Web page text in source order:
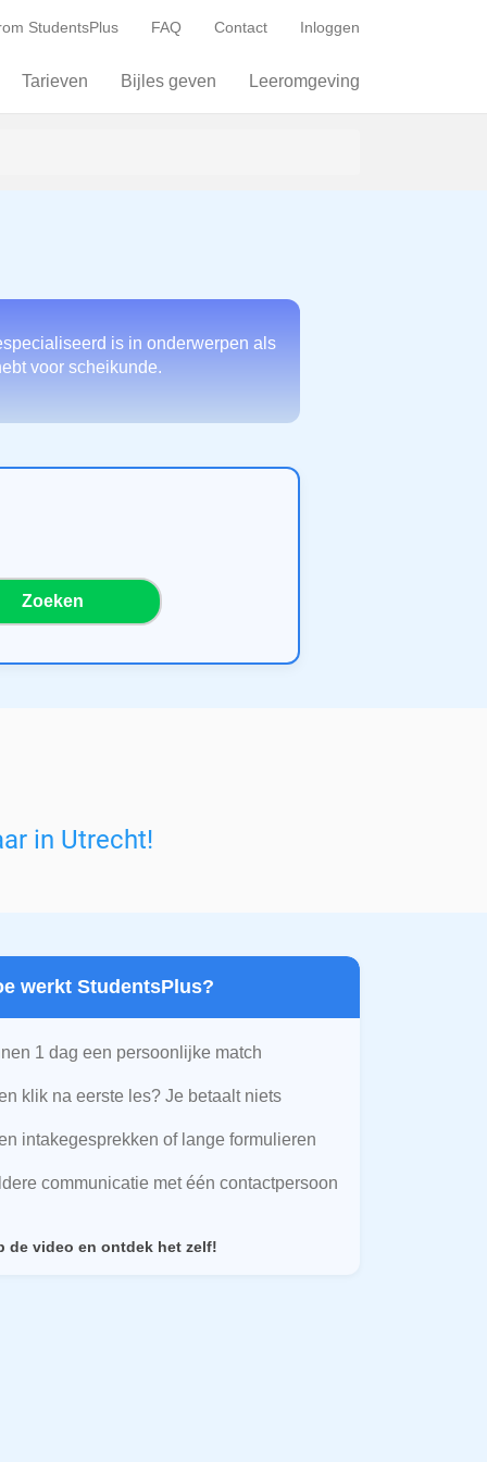
StudentsPlus FAQ Contact Inloggen
Tarieven Bijles geven Leeromgeving
is in onderwerpen als
voor scheikunde.
Zoeken
in Utrecht!
werkt StudentsPlus?
1 dag een persoonlijke match
klik na eerste les? Je betaalt niets
intakegesprekken of lange formulieren
communicatie met één contactpersoon
de video en ontdek het zelf!